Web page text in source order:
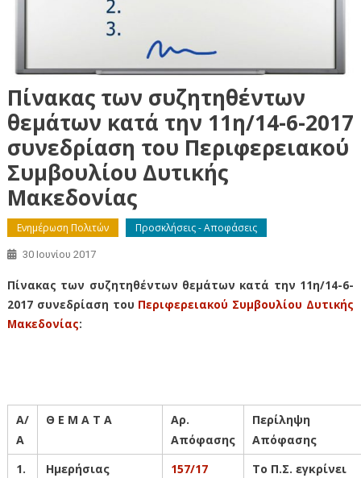
Πίνακας των συζητηθέντων
θεμάτων κατά την 11η/14-6-2017
συνεδρίαση του Περιφερειακού
Συμβουλίου Δυτικής
Μακεδονίας
Ενημέρωση Πολιτών Προσκλήσεις - Αποφάσεις
30 Ιουνίου 2017
Πίνακας των συζητηθέντων θεμάτων κατά την 11η/14-6-
2017 συνεδρίαση του Περιφερειακού Συμβουλίου Δυτικής
Μακεδονίας:
Α/
Α
Θ Ε Μ Α Τ Α
Αρ.
Απόφασης
Περίληψη
Απόφασης
1.
Ημερήσιας
157/17
Το Π.Σ. εγκρίνει